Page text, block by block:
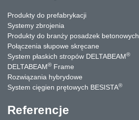
Produkty do prefabrykacji
Systemy zbrojenia
Produkty do branży posadzek betonowych
Połączenia słupowe skręcane
System płaskich stropów DELTABEAM®
DELTABEAM® Frame
Rozwiązania hybrydowe
System cięgien prętowych BESISTA®
Referencje